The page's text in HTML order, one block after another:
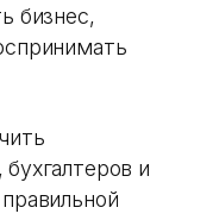
бизнес,
и